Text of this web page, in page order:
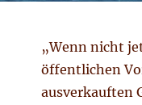
„Wenn nicht
öffentlichen
ausverkauften